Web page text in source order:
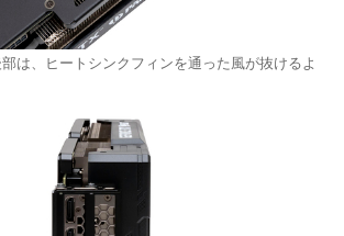
は、ヒートシンクフィンを通った風が抜けるよ